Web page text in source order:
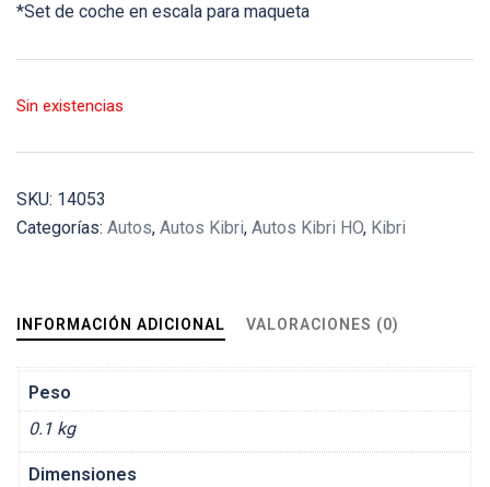
*Set de coche en escala para maqueta
Sin existencias
SKU: 14053
Categorías: Autos, Autos Kibri, Autos Kibri HO, Kibri
INFORMACIÓN ADICIONAL VALORACIONES (0)
Peso
0.1 kg
Dimensiones